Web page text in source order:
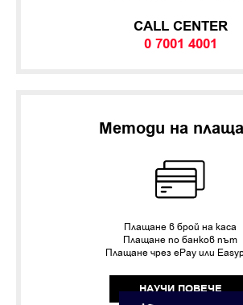
CALL CENTER
0 7001 4001
Методи на
Плащане в брой на каса
Плащане по банков път
Плащане чрез ePay или
НАУЧИ ПОВЕЧЕ